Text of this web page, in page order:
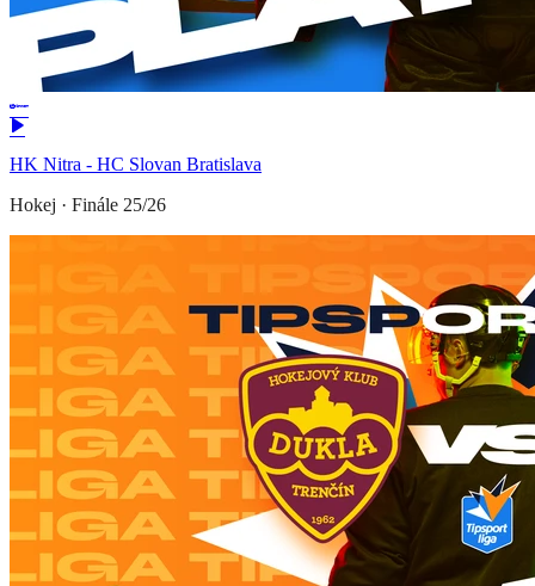
HK Nitra - HC Slovan Bratislava
Hokej · Finále 25/26